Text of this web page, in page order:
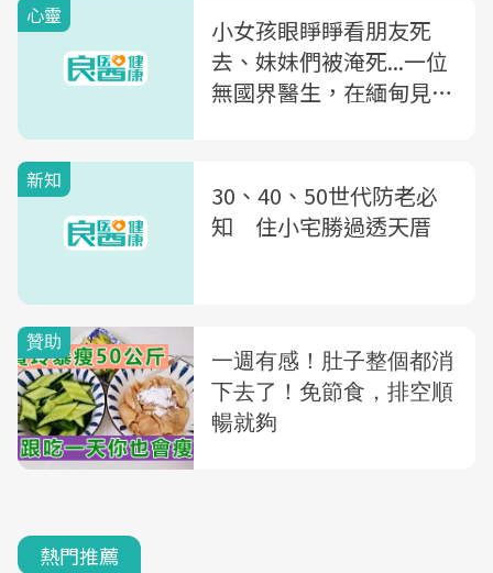
心靈
小女孩眼睜睜看朋友死
去、妹妹們被淹死...一位
無國界醫生，在緬甸見證
新知
30、40、50世代防老必
知 住小宅勝過透天厝
熱門推薦